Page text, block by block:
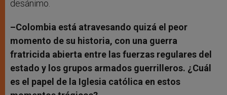
desánimo.
–Colombia está atravesando quizá el peor
momento de su historia, con una guerra
fratricida abierta entre las fuerzas regulares del
estado y los grupos armados guerrilleros. ¿Cuál
es el papel de la Iglesia católica en estos